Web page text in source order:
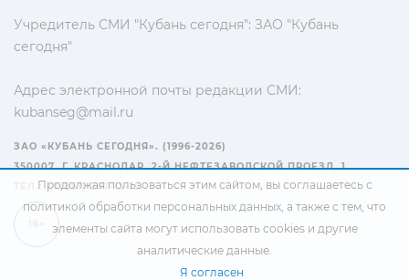
Учредитель СМИ "Кубань сегодня": ЗАО "Кубань
сегодня"
Адрес электронной почты редакции СМИ:
kubanseg@mail.ru
ЗАО «КУБАНЬ СЕГОДНЯ». (1996-2026)
350007, Г. КРАСНОДАР, 2-Й НЕФТЕЗАВОДСКОЙ ПРОЕЗД, 1
ТЕЛ.: +7(861) 267-15-15
Продолжая пользоваться этим сайтом, вы соглашаетесь с
политикой обработки персональных данных, а также с тем, что
элементы сайта могут использовать cookies и другие
аналитические данные.
Я согласен